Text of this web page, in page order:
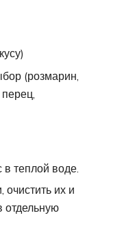
(розмарин,
теплой воде.
их и
отдельную